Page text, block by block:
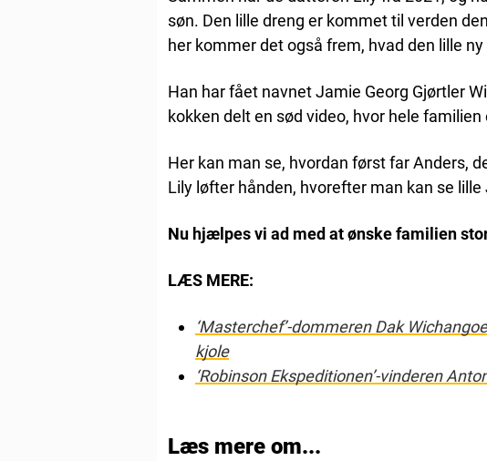
søn. Den lille dreng er kommet til verden
her kommer det også frem, hvad den lille
Han har fået navnet Jamie Georg Gjørtler
kokken delt en sød video, hvor hele familien
Her kan man se, hvordan først far Anders,
Lily løfter hånden, hvorefter man kan se
Nu hjælpes vi ad med at ønske familien
LÆS MERE:
‘Masterchef’-dommeren Dak
kjole
‘Robinson Ekspeditionen’-vinderen
Læs mere om...